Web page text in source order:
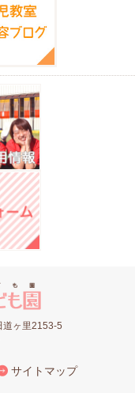
道ヶ里2153-5
サイトマップ